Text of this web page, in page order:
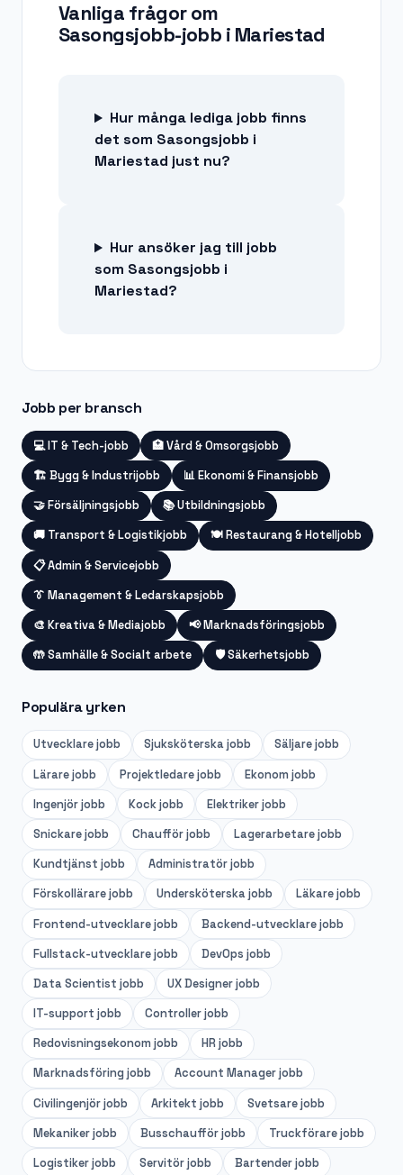
Vanliga frågor om
Sasongsjobb-jobb i Mariestad
Hur många lediga jobb finns
det som Sasongsjobb i
Mariestad just nu?
Hur ansöker jag till jobb
som Sasongsjobb i
Mariestad?
Jobb per bransch
💻IT & Tech-jobb 🏥Vård & Omsorgsjobb
🏗️ Bygg & Industrijobb 📊Ekonomi & Finansjobb
🤝Försäljningsjobb 📚Utbildningsjobb
🚚 Transport & Logistikjobb 🍽️Restaurang & Hotelljobb
📋Admin & Servicejobb
👔 Management & Ledarskapsjobb
🎨 Kreativa & Mediajobb 📢Marknadsföringsjobb
🤲Samhälle & Socialt arbete 🛡️Säkerhetsjobb
Populära yrken
Utvecklarejobb Sjuksköterskajobb Säljarejobb
Lärarejobb Projektledarejobb Ekonom jobb
Ingenjörjobb Kockjobb Elektrikerjobb
Snickarejobb Chaufförjobb Lagerarbetarejobb
Kundtjänst jobb Administratörjobb
Förskollärarejobb Undersköterskajobb Läkarejobb
Frontend-utvecklarejobb Backend-utvecklarejobb
Fullstack-utvecklarejobb DevOps jobb
Data Scientist jobb UX Designerjobb
IT-support jobb Controllerjobb
Redovisningsekonom jobb HR jobb
Marknadsföring jobb Account Managerjobb
Civilingenjörjobb Arkitekt jobb Svetsarejobb
Mekanikerjobb Busschaufförjobb Truckförarejobb
Logistikerjobb Servitörjobb Bartenderjobb